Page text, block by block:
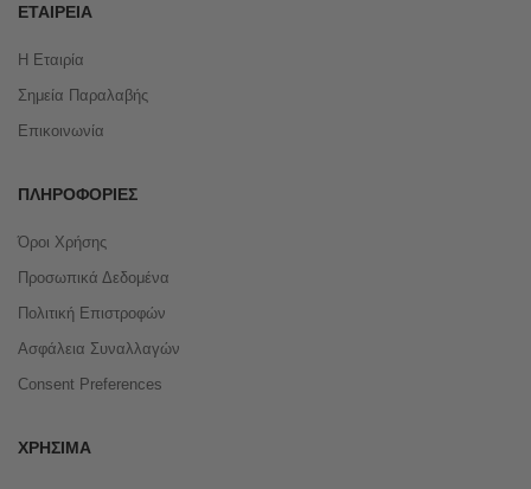
ΕΤΑΙΡΕΊΑ
Η Εταιρία
Σημεία Παραλαβής
Επικοινωνία
ΠΛΗΡΟΦΟΡΊΕΣ
Όροι Χρήσης
Προσωπικά Δεδομένα
Πολιτική Επιστροφών
Ασφάλεια Συναλλαγών
Consent Preferences
ΧΡΉΣΙΜΑ